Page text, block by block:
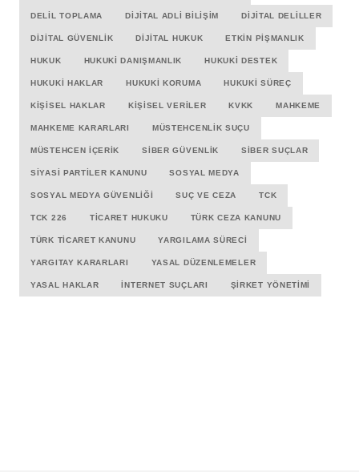
DELIL TOPLAMA DIJITAL ADLI BILIŞIM DIJITAL DELILLER
DIJITAL GÜVENLIK DIJITAL HUKUK ETKIN PIŞMANLIK
HUKUK HUKUKI DANIŞMANLIK HUKUKI DESTEK
HUKUKI HAKLAR HUKUKI KORUMA HUKUKI SÜREÇ
KIŞISEL HAKLAR KIŞISEL VERILER KVKK MAHKEME
MAHKEME KARARLARI MÜSTEHCENLIK SUÇU
MÜSTEHCEN İÇERIK SIBER GÜVENLIK SIBER SUÇLAR
SIYASI PARTILER KANUNU SOSYAL MEDYA
SOSYAL MEDYA GÜVENLIĞI SUÇ VE CEZA TCK
TCK 226 TICARET HUKUKU TÜRK CEZA KANUNU
TÜRK TICARET KANUNU YARGILAMA SÜRECI
YARGITAY KARARLARI YASAL DÜZENLEMELER
YASAL HAKLAR İNTERNET SUÇLARI ŞIRKET YÖNETIMI